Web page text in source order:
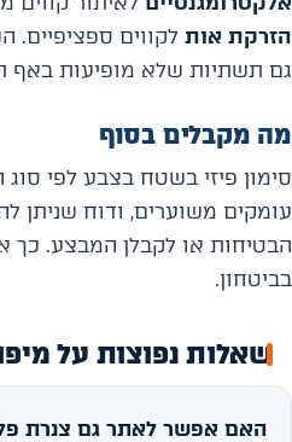
הזרקת אות לקווים
גם תשתיות שלא מופיעות באף
מה מקבלים בסוף
סימון פיזי בשטח בצבע לפי
עומקים משוערים, ודוח שניתן
הבטיחות או לקבלן המבצע. כך
בביטחון.
שאלות נפוצות על
האם אפשר לאתר גם צנרת